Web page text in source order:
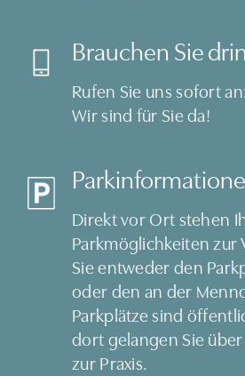
Brauchen Sie
Rufen Sie uns sofort an:
Wir sind für Sie da!
Direkt vor Ort stehen
Parkmöglichkeiten zur
Sie entweder den
oder den an der
Parkplätze sind
dort gelangen Sie
zur Praxis.